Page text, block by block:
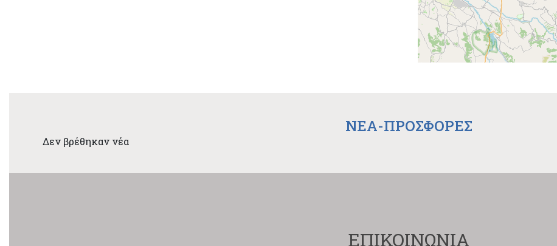
NEA-ΠΡΟΣΦΟΡΕΣ
Δεν βρέθηκαν νέα
ΕΠΙΚΟΙΝΩΝΙΑ